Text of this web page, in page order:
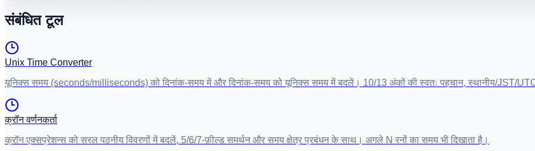
संबंधित टूल
Unix Time Converter
यूनिक्स समय (seconds/milliseconds) को दिनांक-समय में और दिनांक-समय को यूनिक्स समय में बदलें। 10/13 अंकों की स्वतः पहचान, स्थानीय/JST/
क्रॉन वर्णनकर्ता
क्रॉन एक्सप्रेशन्स को सरल पठनीय विवरणों में बदलें, 5/6/7-फ़ील्ड समर्थन और समय क्षेत्र प्रबंधन के साथ। अगले N रनों का समय भी दिखाता है।